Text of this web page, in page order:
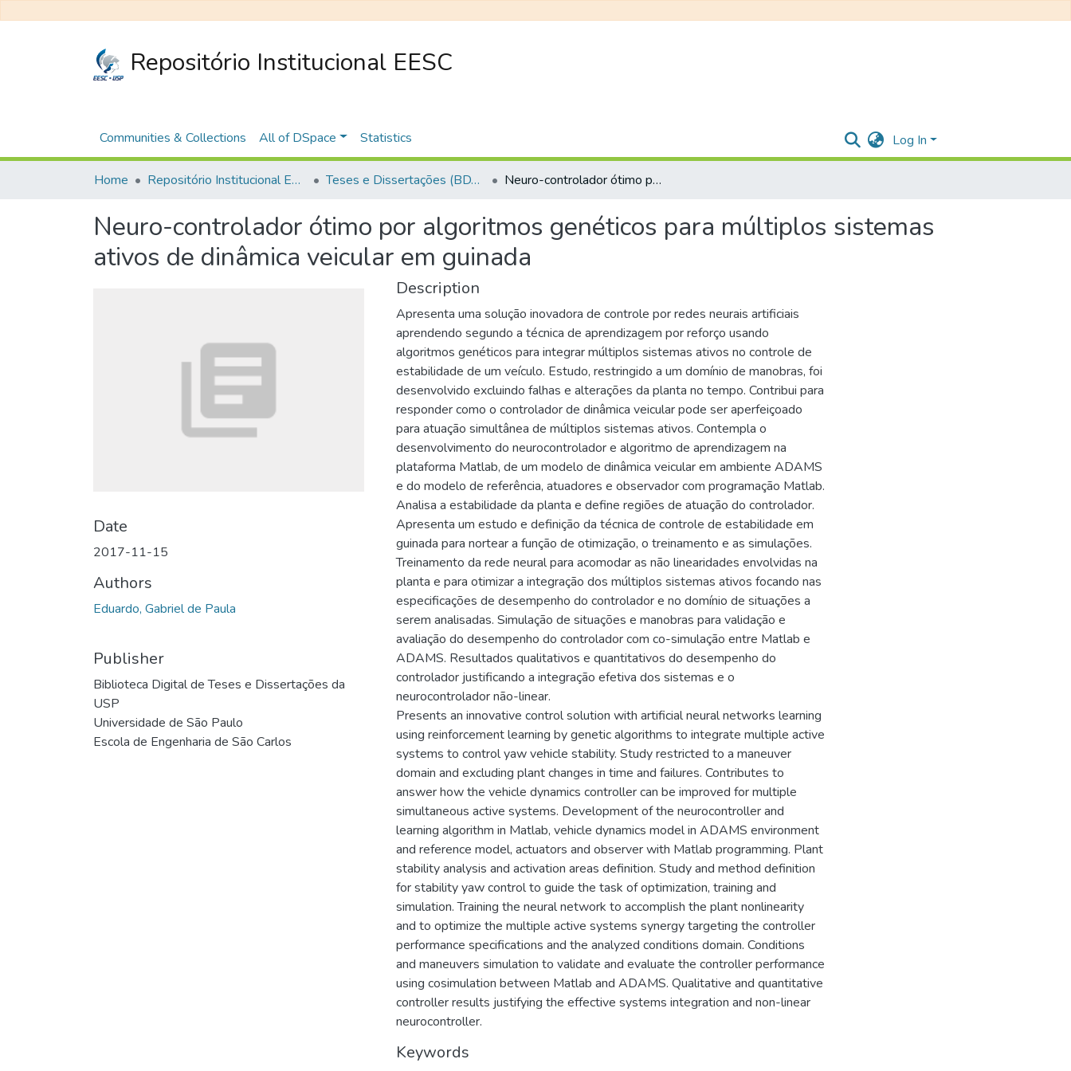
Repositório Institucional EESC
Communities & Collections All of DSpace Statistics Log In
Home Repositório Institucional EESC Teses e Dissertações (BDTD USP) Neuro-controlador ótimo por algoritmos genéticos para múltiplos sistemas ativos de dinâmica veicular em guinada
Neuro-controlador ótimo por algoritmos genéticos para múltiplos sistemas
ativos de dinâmica veicular em guinada
Date
2017-11-15
Authors
Eduardo, Gabriel de Paula
Publisher
Biblioteca Digital de Teses e Dissertações da
USP
Universidade de São Paulo
Escola de Engenharia de São Carlos
Description
Apresenta uma solução inovadora de controle por redes neurais artificiais
aprendendo segundo a técnica de aprendizagem por reforço usando
algoritmos genéticos para integrar múltiplos sistemas ativos no controle de
estabilidade de um veículo. Estudo, restringido a um domínio de manobras, foi
desenvolvido excluindo falhas e alterações da planta no tempo. Contribui para
responder como o controlador de dinâmica veicular pode ser aperfeiçoado
para atuação simultânea de múltiplos sistemas ativos. Contempla o
desenvolvimento do neurocontrolador e algoritmo de aprendizagem na
plataforma Matlab, de um modelo de dinâmica veicular em ambiente ADAMS
e do modelo de referência, atuadores e observador com programação Matlab.
Analisa a estabilidade da planta e define regiões de atuação do controlador.
Apresenta um estudo e definição da técnica de controle de estabilidade em
guinada para nortear a função de otimização, o treinamento e as simulações.
Treinamento da rede neural para acomodar as não linearidades envolvidas na
planta e para otimizar a integração dos múltiplos sistemas ativos focando nas
especificações de desempenho do controlador e no domínio de situações a
serem analisadas. Simulação de situações e manobras para validação e
avaliação do desempenho do controlador com co-simulação entre Matlab e
ADAMS. Resultados qualitativos e quantitativos do desempenho do
controlador justificando a integração efetiva dos sistemas e o
neurocontrolador não-linear.
Presents an innovative control solution with artificial neural networks learning
using reinforcement learning by genetic algorithms to integrate multiple active
systems to control yaw vehicle stability. Study restricted to a maneuver
domain and excluding plant changes in time and failures. Contributes to
answer how the vehicle dynamics controller can be improved for multiple
simultaneous active systems. Development of the neurocontroller and
learning algorithm in Matlab, vehicle dynamics model in ADAMS environment
and reference model, actuators and observer with Matlab programming. Plant
stability analysis and activation areas definition. Study and method definition
for stability yaw control to guide the task of optimization, training and
simulation. Training the neural network to accomplish the plant nonlinearity
and to optimize the multiple active systems synergy targeting the controller
performance specifications and the analyzed conditions domain. Conditions
and maneuvers simulation to validate and evaluate the controller performance
using cosimulation between Matlab and ADAMS. Qualitative and quantitative
controller results justifying the effective systems integration and non-linear
neurocontroller.
Keywords